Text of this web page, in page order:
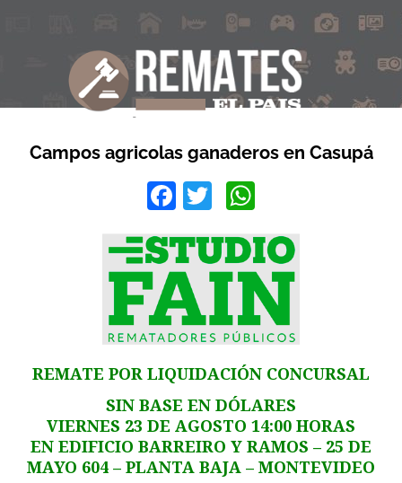
Campos agricolas ganaderos en Casupá
Facebook
Twitter
REMATE POR LIQUIDACIÓN CONCURSAL
SIN BASE EN DÓLARES
VIERNES 23 DE AGOSTO 14:00 HORAS
EN EDIFICIO BARREIRO Y RAMOS – 25 DE
MAYO 604 – PLANTA BAJA – MONTEVIDEO